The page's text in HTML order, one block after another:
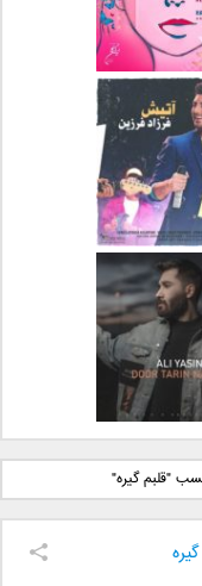
آهنگ جدید علی
بنام صورت
آهنگ جدید فرزاد
بنام آتیش
جدید علی
دورترین نزدیک
"قلبم گیره"